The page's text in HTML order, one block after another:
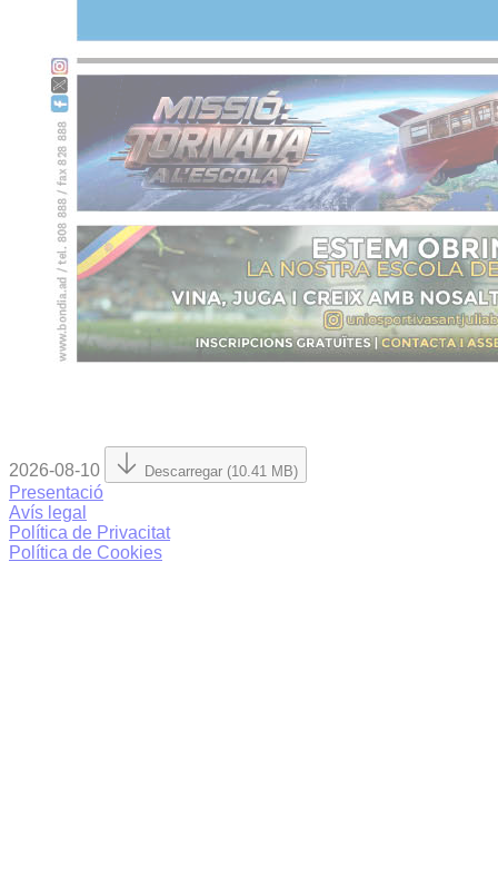
2026-08-10 Descarregar (10.41 MB)
Presentació
Avís legal
Política de Privacitat
Política de Cookies